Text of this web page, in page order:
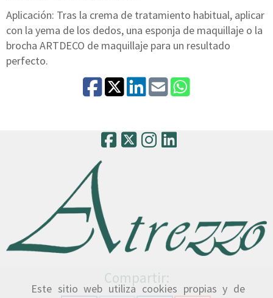
Este sitio web utiliza cookies propias y de
Aplicación: Tras la crema de tratamiento habitual, aplicar
con la yema de los dedos, una esponja de maquillaje o la
brocha ARTDECO de maquillaje para un resultado
perfecto.
Compartir: